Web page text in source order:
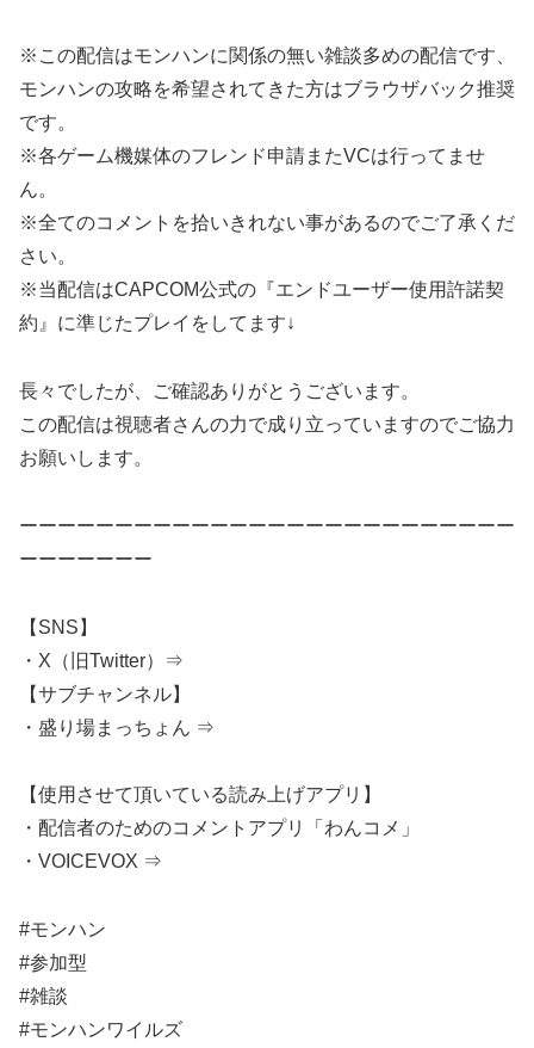
※この配信はモンハンに関係の無い雑談多めの配信です、
モンハンの攻略を希望されてきた方はブラウザバック推奨
です。
※各ゲーム機媒体のフレンド申請またVCは行ってませ
ん。
※全てのコメントを拾いきれない事があるのでご了承くだ
さい。
※当配信はCAPCOM公式の『エンドユーザー使用許諾契
約』に準じたプレイをしてます↓
長々でしたが、ご確認ありがとうございます。
この配信は視聴者さんの力で成り立っていますのでご協力
お願いします。
ーーーーーーーーーーーーーーーーーーーーーーーーーー
ーーーーーーー
【SNS】
・X（旧Twitter）⇒
【サブチャンネル】
・盛り場まっちょん ⇒
【使用させて頂いている読み上げアプリ】
・配信者のためのコメントアプリ「わんコメ」
・VOICEVOX ⇒
#モンハン
#参加型
#雑談
#モンハンワイルズ